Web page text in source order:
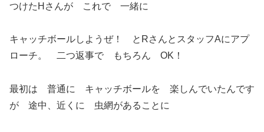
つけたHさんが これで 一緒に
キャッチボールしようぜ！ とRさんとスタッフAにアプ
ローチ。 二つ返事で もちろん OK！
最初は 普通に キャッチボールを 楽しんでいたんです
が 途中、近くに 虫網があることに